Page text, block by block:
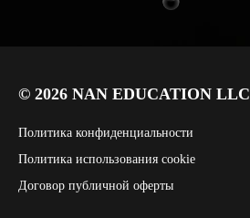
© 2026 NAN EDUCATION LLC
Политика конфиденциальности
Политика использования cookie
Договор публичной оферты